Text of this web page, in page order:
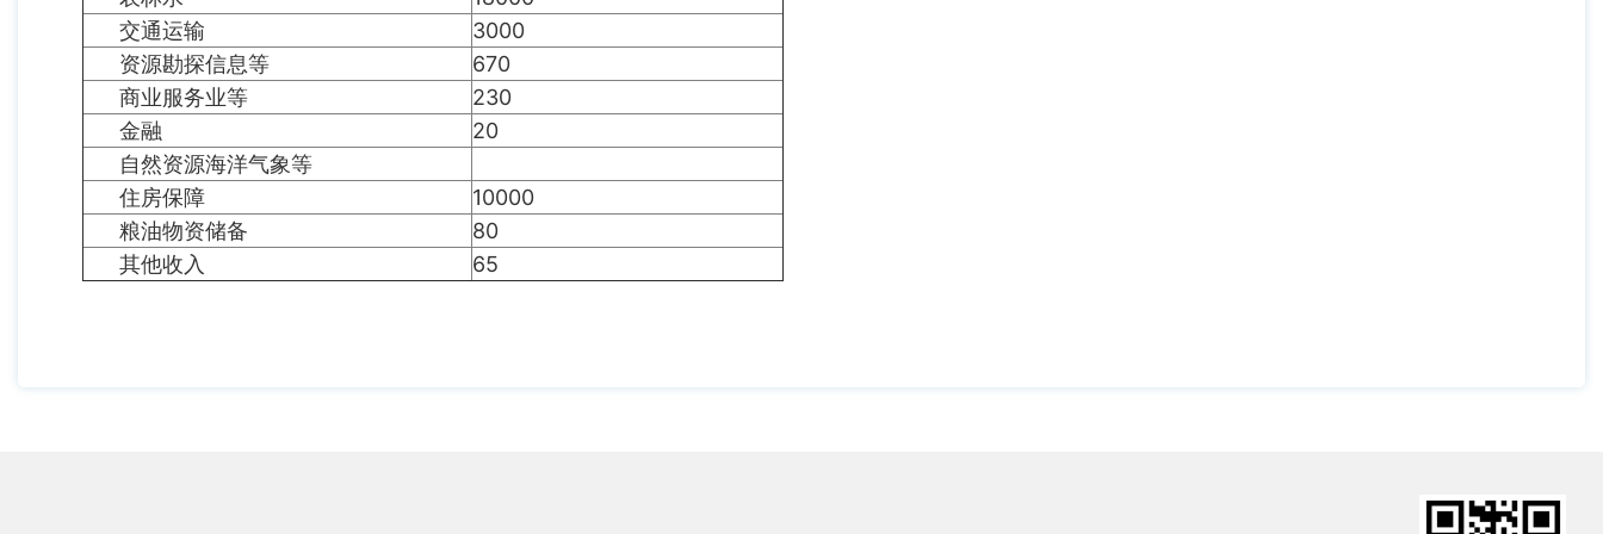
交通运输
3000
资源勘探信息等
670
商业服务业等
230
金融
20
自然资源海洋气象等
住房保障
10000
粮油物资储备
80
其他收入
65